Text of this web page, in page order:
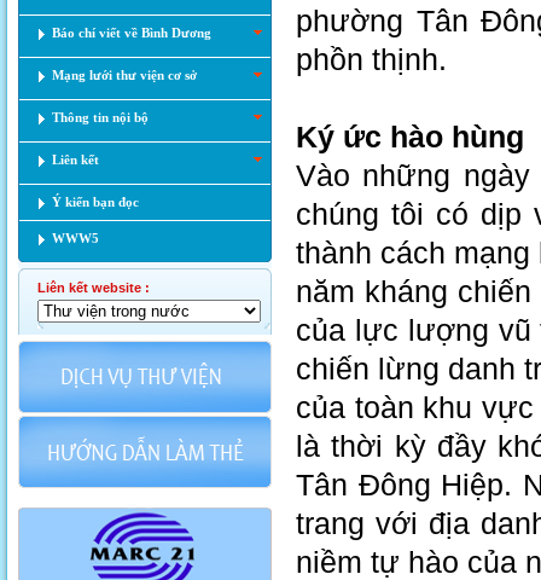
Báo chí viết về Bình Dương
Mạng lưới thư viện cơ sở
Thông tin nội bộ
Liên kết
Ý kiến bạn đọc
WWW5
Liên kết website :
phường Tân
phồn thịnh.
Ký ức hào hùng
Vào những
chúng tôi có dịp
thành cách
năm kháng
của lực lượng vũ
chiến lừng danh
của toàn khu
là thời kỳ đầy
Tân Đông Hiệp.
trang với địa
niềm tự hào của